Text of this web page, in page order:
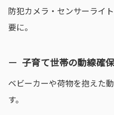
防犯カメラ・センサーライ
要に。
子育て世帯の動線確保
ベビーカーや荷物を抱えた
す。